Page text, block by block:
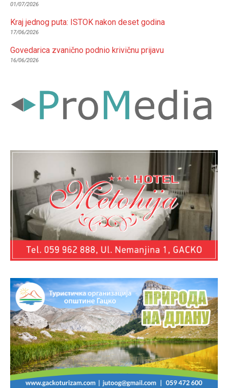
01/07/2026
Kraj jednog puta: ISTOK nakon deset godina
17/06/2026
Govedarica zvanično podnio krivičnu prijavu
16/06/2026